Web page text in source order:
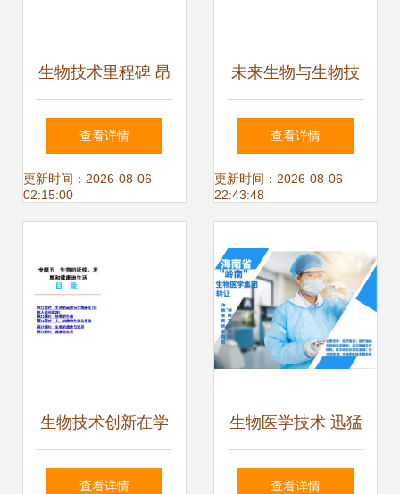
生物技术里程碑 昂
科免疫联合创始人
郑盼博士当选美国
查看详情
更新时间：2026-08-06
02:15:00
未来生物与生物技
术开发 探索生命的
无限可能
查看详情
更新时间：2026-08-06
22:43:48
生物技术创新在学
习中的应用 加强知
查看详情
生物医学技术 迅猛
发展下的变革与挑
查看详情